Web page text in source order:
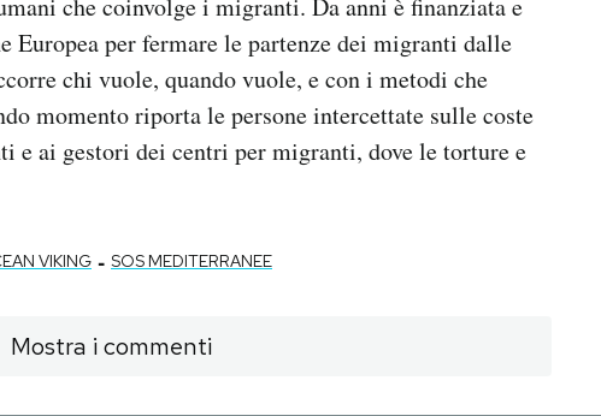
che coinvolge i migranti. Da anni è finanziata e
Europea per fermare le partenze dei migranti dalle
chi vuole, quando vuole, e con i metodi che
momento riporta le persone intercettate sulle coste
e ai gestori dei centri per migranti, dove le torture e
VIKING - SOS MEDITERRANEE
Mostra i commenti